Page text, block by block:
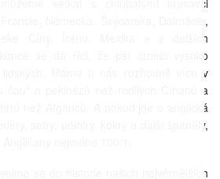
setkat s chlupatými krasavci
Německa, Švýcarska, Dalmácie,
Číny, Íránu, Mexika a z dalších
se dá říci, že psí cizinci vysoko
Máme u nás rozhodně více v
čau“ a pekinézů než rodilých Číňanů a
než Afgánců. A pokud jde o anglická
setry, pointry, kokry a další španěly,
nejméně 100:1.
se do historie našich nejvěrnějších